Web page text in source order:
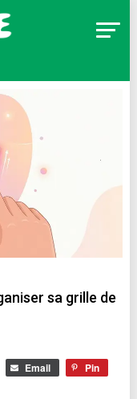
sa grille de
Email
Pin